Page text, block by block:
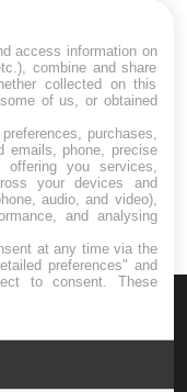
latérale
access information on
combine and share
collected on this
of us, or obtained
purchases,
emails, phone, precise
offering you services,
your devices and
audio, and video),
and analysing
at any time via the
preferences" and
to consent. These